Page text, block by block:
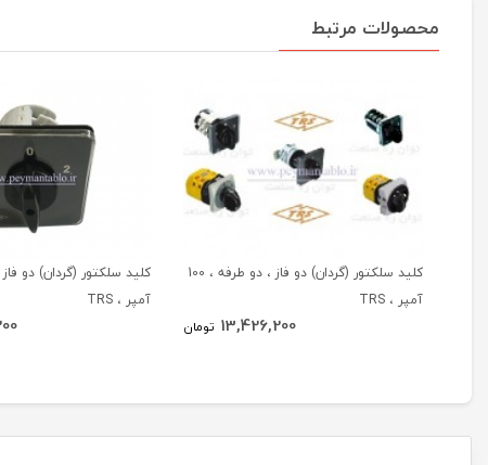
محصولات مرتبط
کلید سلکتور (گردان) دو فاز ، دو طرفه ، 100
آمپر ، TRS
13,426,200 تومان
آمپر ، TRS